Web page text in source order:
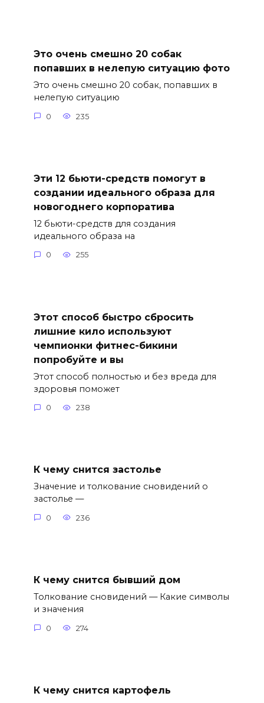
Это очень смешно 20 собак
попавших в нелепую ситуацию фото
Это очень смешно 20 собак, попавших в
нелепую ситуацию
0 235
Эти 12 бьюти-средств помогут в
создании идеального образа для
новогоднего корпоратива
12 бьюти-средств для создания
идеального образа на
0 255
Этот способ быстро сбросить
лишние кило используют
чемпионки фитнес-бикини
попробуйте и вы
Этот способ полностью и без вреда для
здоровья поможет
0 238
К чему снится застолье
Значение и толкование сновидений о
застолье —
0 236
К чему снится бывший дом
Толкование сновидений — Какие символы
и значения
0 274
К чему снится картофель